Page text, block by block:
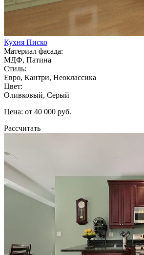
Кухня Писко
Материал фасада:
МДФ, Патина
Стиль:
Евро, Кантри, Неоклассика
Цвет:
Оливковый, Серый
Цена: от 40 000 руб.
Рассчитать